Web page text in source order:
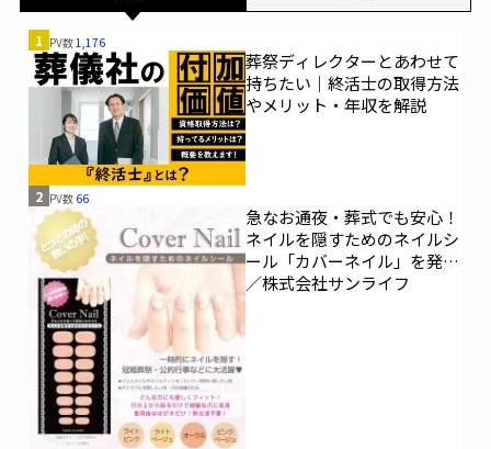
1 PV数1,176
葬祭ディレクターとあわせて
持ちたい｜終活士の取得方法
やメリット・年収を解説
2 PV数 66
急なお通夜・葬式でも安心！
ネイルを隠すためのネイルシ
ール「カバーネイル」を発売
／株式会社サンライフ